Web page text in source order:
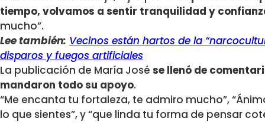
tiempo, volvamos a sentir tranquilidad y
mucho”.
Lee también: Vecinos están hartos de la
disparos y fuegos artificiales
La publicación de María José se llenó de
mandaron todo su apoyo.
“Me encanta tu fortaleza, te admiro mucho”,
lo que sientes”, y “que linda tu forma de pensar